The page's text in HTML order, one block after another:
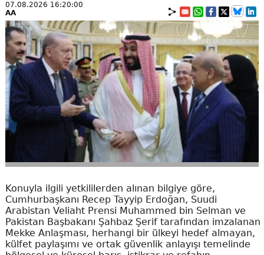
07.08.2026 16:20:00
AA
Konuyla ilgili yetkililerden alınan bilgiye göre,
Cumhurbaşkanı Recep Tayyip Erdoğan, Suudi
Arabistan Veliaht Prensi Muhammed bin Selman ve
Pakistan Başbakanı Şahbaz Şerif tarafından imzalanan
Mekke Anlaşması, herhangi bir ülkeyi hedef almayan,
külfet paylaşımı ve ortak güvenlik anlayışı temelinde